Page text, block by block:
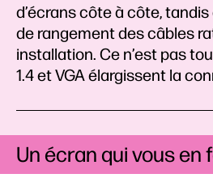
d’écrans côte à côte,
de rangement des câbles
installation. Ce n’est pas
1.4 et VGA élargissent la
Un écran qui vous en